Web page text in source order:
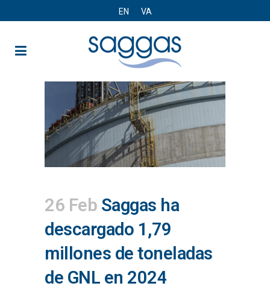
EN VA
26 Feb Saggas ha
descargado 1,79
millones de toneladas
de GNL en 2024